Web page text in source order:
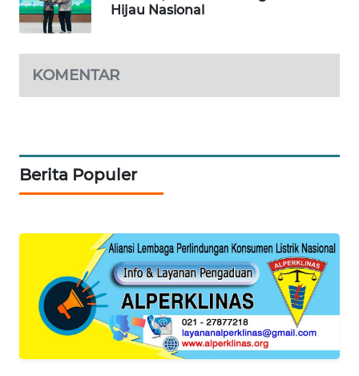
Hijau Nasional
KOMENTAR
Berita Populer
ALPERKLINAS
FORJASIDA
TAMBANG
SITUNGIR
NEWS
NEWS
SIBARAGAS
NEWS
METRO